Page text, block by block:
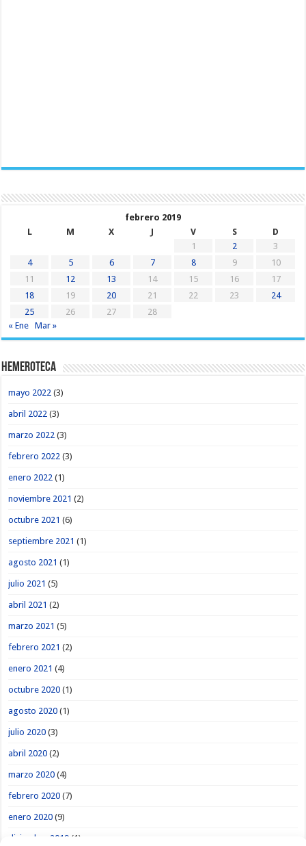
febrero 2019
L
M X J V S
D
1
2
3
4
5 6 7 8 9
10
11
12 13 14 15 16
17
18
19 20 21 22 23
24
25
26 27
28
« Ene
Mar »
Hemeroteca
mayo 2022 (3)
abril 2022 (3)
marzo 2022 (3)
febrero 2022 (3)
enero 2022 (1)
noviembre 2021 (2)
octubre 2021 (6)
septiembre 2021 (1)
agosto 2021 (1)
julio 2021 (5)
abril 2021 (2)
marzo 2021 (5)
febrero 2021 (2)
enero 2021 (4)
octubre 2020 (1)
agosto 2020 (1)
julio 2020 (3)
abril 2020 (2)
marzo 2020 (4)
febrero 2020 (7)
enero 2020 (9)
diciembre 2019 (1)